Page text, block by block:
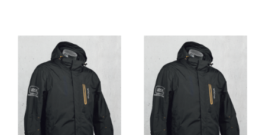
Quickview Quickview